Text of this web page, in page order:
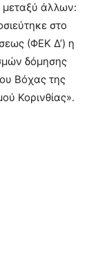
άλλων:
στο
(ΦΕΚ Δ’) η
δόμησης
Βόχας της
Κορινθίας».